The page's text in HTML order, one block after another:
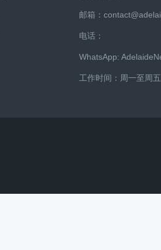
邮箱：
电话：
WhatsApp:
工作时间：周一至周